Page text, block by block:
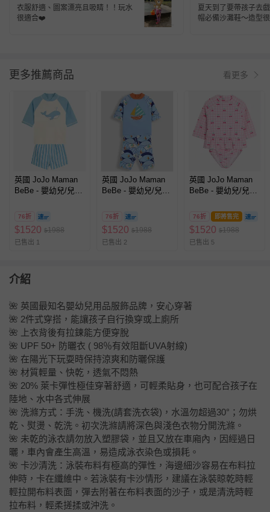
兩件式防曬泳裝-紅鶴
衣服舒適、圖案漂亮且吸睛！！玩水
很適合❤️
兩件式防曬泳裝-紅鶴
夏天到了要帶孩子去
帽必備沙灘鞋～造型
更多推薦商品 看更多
英國 JoJo Maman
BeBe - 嬰幼兒/兒童
魚玩耍
76折
$1520 $1988
已售出 1
英國 JoJo Maman
BeBe - 嬰幼兒/兒童
船遨遊
76折
$1520 $1988
已售出 2
英國 JoJo Maman
BeBe - 嬰幼兒/兒童
蜜櫻桃
76折 即將售完
$1520 $1988
已售出 5
介紹
🌺 英國最知名嬰幼兒用品服飾品牌，安心穿著
🌺 2件式穿搭，能讓孩子自行換穿或上廁所
🌺 上衣背後有拉鍊能方便穿脫
🌺 UPF 50+ 防曬衣 ( 98％有效阻斷UVA射線)
🌺 在陽光下玩耍時保持涼爽和防曬保護
🌺 材質輕量、快乾，透氣不悶熱
🌺 20% 萊卡彈性極佳穿著舒適，可輕柔貼身，也可配合孩子在
陸地、水中各式伸展
🌺 洗滌方式：手洗、機洗(請套洗衣袋)，水溫勿超過30°；勿烘
乾、熨燙、乾洗。初次洗滌請將深色與淺色衣物分開洗滌。
🌺 未乾的泳衣請勿放入塑膠袋，並且又放在車廂內，因經過日
曬，車內會產生高溫，易造成泳衣染色或損耗。
🌺 卡沙清洗：泳裝布料有極高的彈性，海邊細沙容易在布料拉
伸時，卡在纖維中。若泳裝有卡沙情形，建議在泳裝晾乾時輕
輕拉開布料表面，彈去附著在布料表面的沙子，或是清洗時輕
拉布料，輕柔搓揉或沖洗。